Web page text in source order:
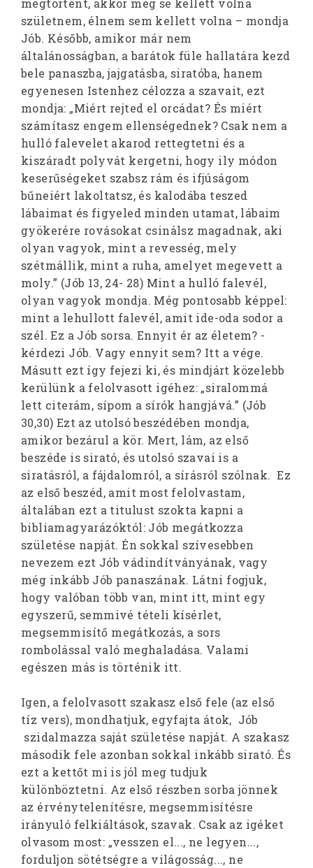
születnem, élnem sem kellett volna – mondja
Jób. Később, amikor már nem
általánosságban, a barátok füle hallatára kezd
bele panaszba, jajgatásba, siratóba, hanem
egyenesen Istenhez célozza a szavait, ezt
mondja: „Miért rejted el orcádat? És miért
számítasz engem ellenségednek? Csak nem a
hulló falevelet akarod rettegtetni és a
kiszáradt polyvát kergetni, hogy ily módon
keserűségeket szabsz rám és ifjúságom
bűneiért lakoltatsz, és kalodába teszed
lábaimat és figyeled minden utamat, lábaim
gyökerére rovásokat csinálsz magadnak, aki
olyan vagyok, mint a revesség, mely
szétmállik, mint a ruha, amelyet megevett a
moly.” (Jób 13, 24- 28) Mint a hulló falevél,
olyan vagyok mondja. Még pontosabb képpel:
mint a lehullott falevél, amit ide-oda sodor a
szél. Ez a Jób sorsa. Ennyit ér az életem? -
kérdezi Jób. Vagy ennyit sem? Itt a vége.
Másutt ezt így fejezi ki, és mindjárt közelebb
kerülünk a felolvasott igéhez: „siralommá
lett citerám, sípom a sírók hangjává.” (Jób
30,30) Ezt az utolsó beszédében mondja,
amikor bezárul a kör. Mert, lám, az első
beszéde is sirató, és utolsó szavai is a
siratásról, a fájdalomról, a sírásról szólnak. Ez
az első beszéd, amit most felolvastam,
általában ezt a titulust szokta kapni a
bibliamagyarázóktól: Jób megátkozza
születése napját. Én sokkal szívesebben
nevezem ezt Jób vádindítványának, vagy
még inkább Jób panaszának. Látni fogjuk,
hogy valóban több van, mint itt, mint egy
egyszerű, semmivé tételi kísérlet,
megsemmisítő megátkozás, a sors
rombolással való meghaladása. Valami
egészen más is történik itt.
Igen, a felolvasott szakasz első fele (az első
tíz vers), mondhatjuk, egyfajta átok, Jób
szidalmazza saját születése napját. A szakasz
második fele azonban sokkal inkább sirató. És
ezt a kettőt mi is jól meg tudjuk
különböztetni. Az első részben sorba jönnek
az érvénytelenítésre, megsemmisítésre
irányuló felkiáltások, szavak. Csak az igéket
olvasom most: „vesszen el..., ne legyen...,
forduljon sötétségre a világosság..., ne